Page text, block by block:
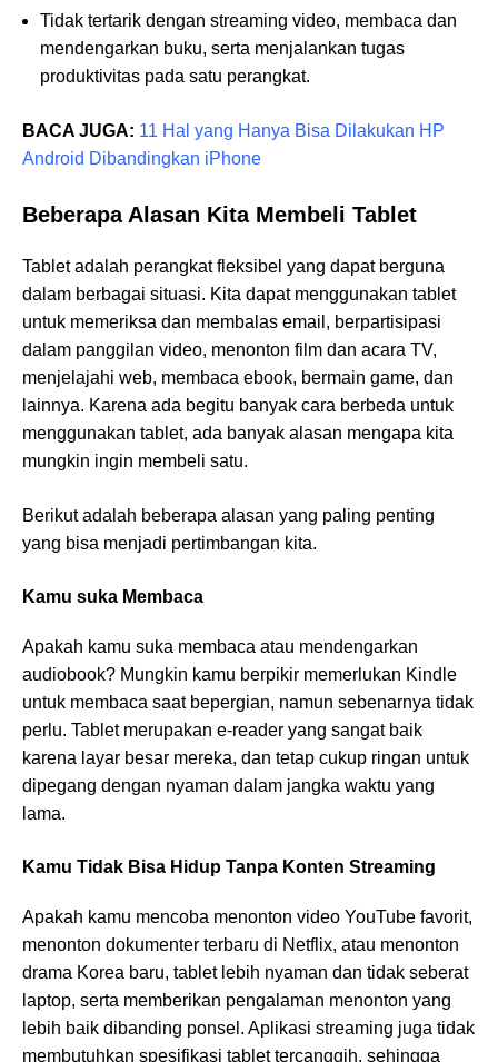
Tidak tertarik dengan streaming video, membaca dan
mendengarkan buku, serta menjalankan tugas
produktivitas pada satu perangkat.
BACA JUGA: 11 Hal yang Hanya Bisa Dilakukan HP
Android Dibandingkan iPhone
Beberapa Alasan Kita Membeli Tablet
Tablet adalah perangkat fleksibel yang dapat berguna
dalam berbagai situasi. Kita dapat menggunakan tablet
untuk memeriksa dan membalas email, berpartisipasi
dalam panggilan video, menonton film dan acara TV,
menjelajahi web, membaca ebook, bermain game, dan
lainnya. Karena ada begitu banyak cara berbeda untuk
menggunakan tablet, ada banyak alasan mengapa kita
mungkin ingin membeli satu.
Berikut adalah beberapa alasan yang paling penting
yang bisa menjadi pertimbangan kita.
Kamu suka Membaca
Apakah kamu suka membaca atau mendengarkan
audiobook? Mungkin kamu berpikir memerlukan Kindle
untuk membaca saat bepergian, namun sebenarnya tidak
perlu. Tablet merupakan e-reader yang sangat baik
karena layar besar mereka, dan tetap cukup ringan untuk
dipegang dengan nyaman dalam jangka waktu yang
lama.
Kamu Tidak Bisa Hidup Tanpa Konten Streaming
Apakah kamu mencoba menonton video YouTube favorit,
menonton dokumenter terbaru di Netflix, atau menonton
drama Korea baru, tablet lebih nyaman dan tidak seberat
laptop, serta memberikan pengalaman menonton yang
lebih baik dibanding ponsel. Aplikasi streaming juga tidak
membutuhkan spesifikasi tablet tercanggih, sehingga